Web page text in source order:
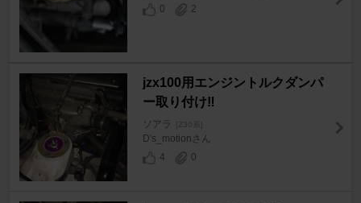
0
2
jzx100用エンジントルクダンパ
ー取り付け‼︎
ソアラ [Z30系]
D's_motionさん
4
0